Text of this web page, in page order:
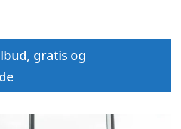
gratis og